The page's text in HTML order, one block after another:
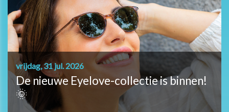
vrijdag, 31 jul. 2026
De nieuwe Eyelove-collectie is binnen!
🌞